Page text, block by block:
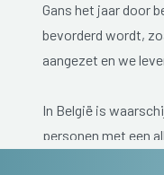
Gans het jaar door
bevorderd wordt,
aangezet en we
In België is
personen met een